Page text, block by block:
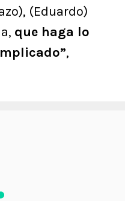
(Eduardo)
que haga lo
,